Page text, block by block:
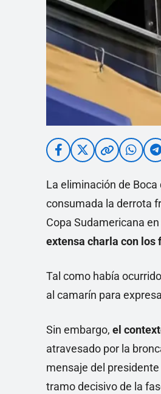
La eliminación de
consumada la derrota
Copa Sudamericana
extensa charla con los
Tal como había
al camarín para
Sin embargo, el
atravesado por la
mensaje del
tramo decisivo de la